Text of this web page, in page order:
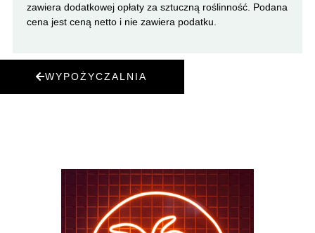
zawiera dodatkowej opłaty za sztuczną roślinność. Podana
cena jest ceną netto i nie zawiera podatku.
WYPOŻYCZALNIA